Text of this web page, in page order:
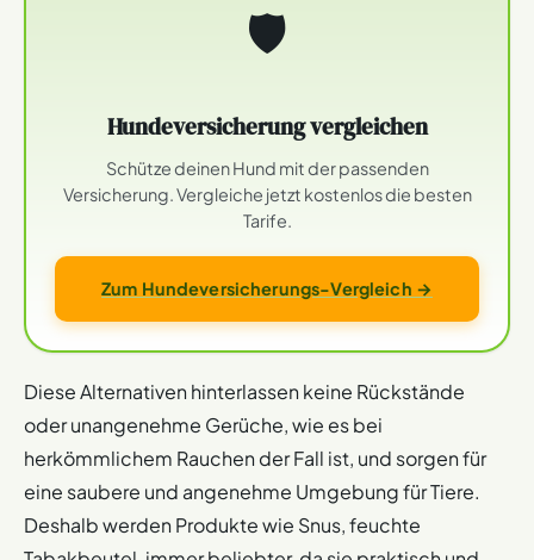
🛡
Hundeversicherung vergleichen
Schütze deinen Hund mit der passenden
Versicherung. Vergleiche jetzt kostenlos die besten
Tarife.
Zum Hundeversicherungs-Vergleich →
Diese Alternativen hinterlassen keine Rückstände
oder unangenehme Gerüche, wie es bei
herkömmlichem Rauchen der Fall ist, und sorgen für
eine saubere und angenehme Umgebung für Tiere.
Deshalb werden Produkte wie Snus, feuchte